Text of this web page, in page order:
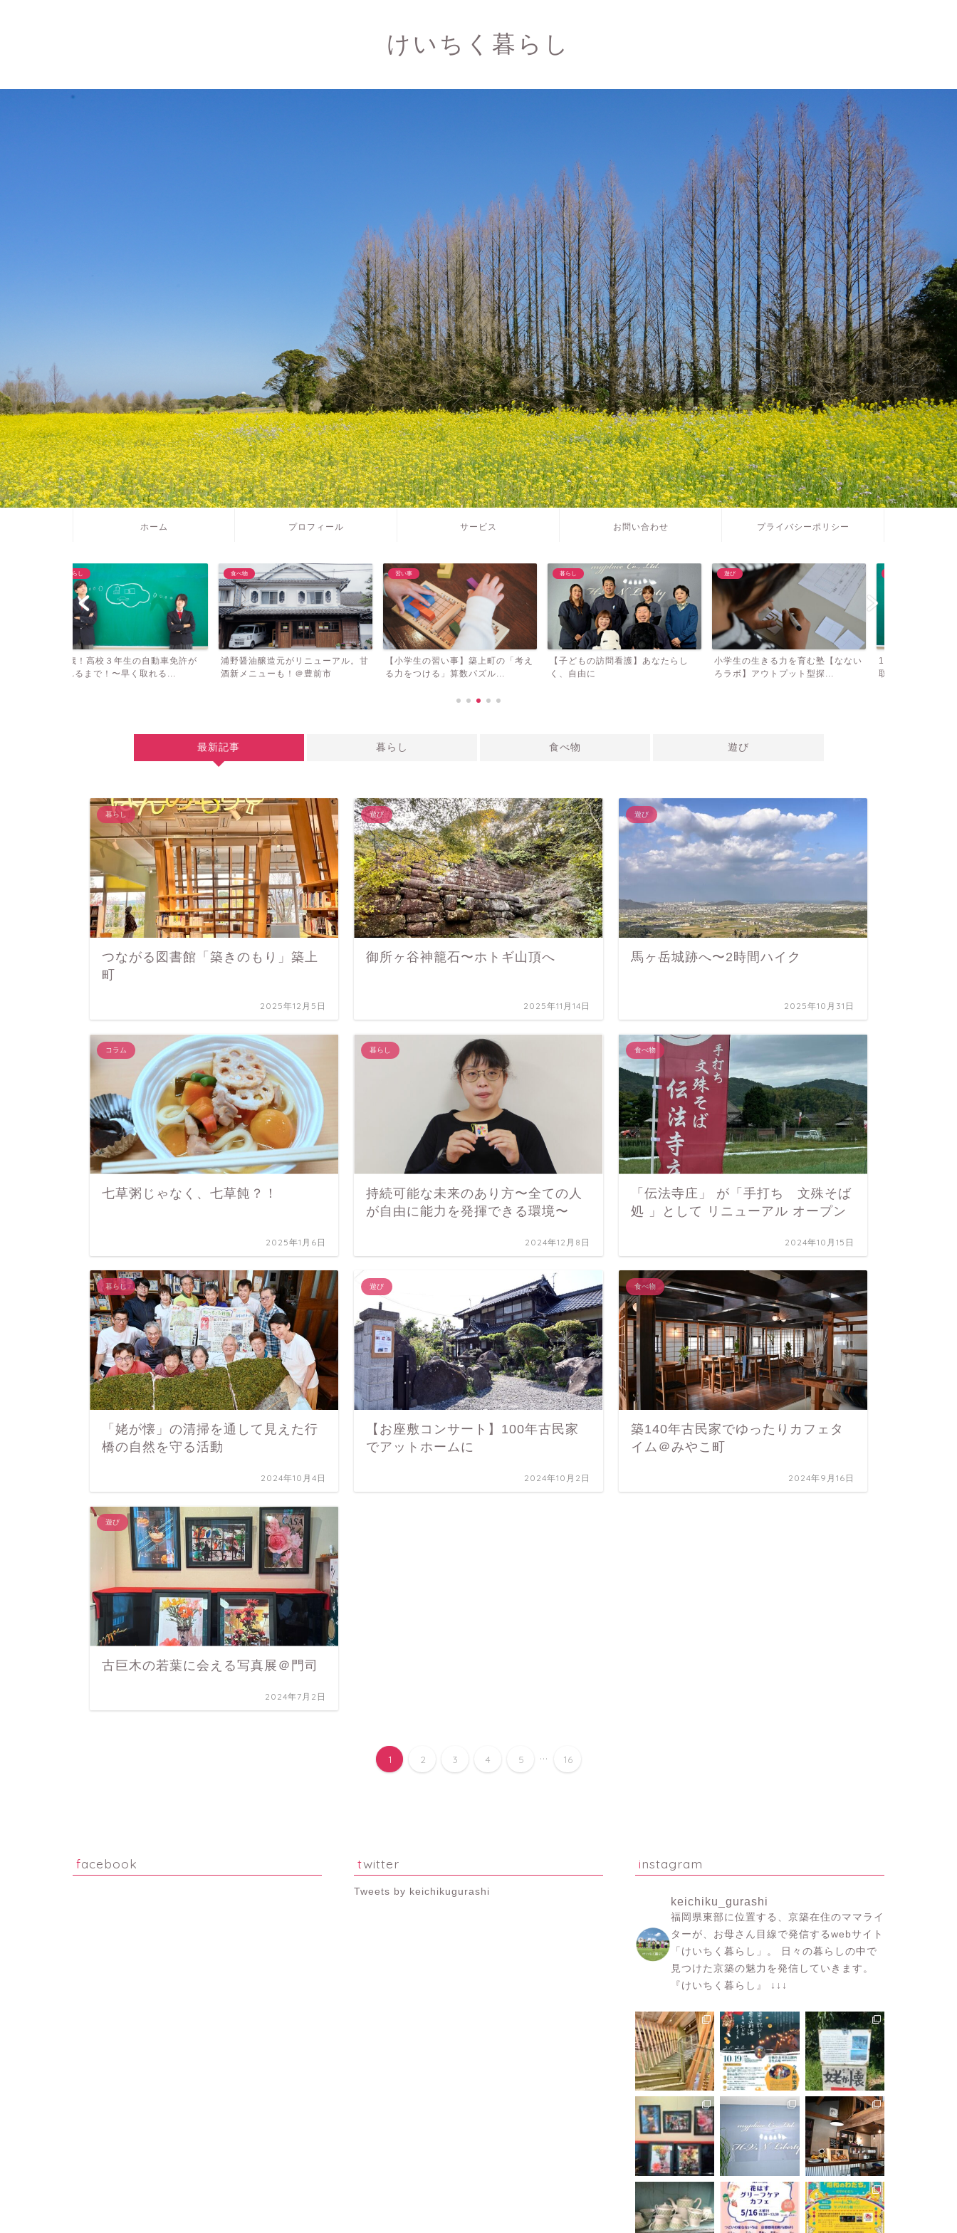
けいちく暮らし
ホーム プロフィール サービス お問い合わせ プライバシーポリシー
食べ物
浦野醤油醸造元がリニューアル。甘
酒新メニューも！＠豊前市
習い事
【小学生の習い事】築上町の「考え
る力をつける」算数パズル...
暮らし
【子どもの訪問看護】あなたらし
く、自由に
遊び
小学生の生きる力を育む塾【なない
ろラボ】アウトプット型探...
暮らし
18歳！高校３年生の自動車免許が
取れるまで！〜早く取れる...
最新記事 暮らし 食べ物 遊び
暮らし
つながる図書館「築きのもり」築上
町
2025年12月5日
遊び
御所ヶ谷神籠石〜ホトギ山頂へ
2025年11月14日
遊び
馬ヶ岳城跡へ〜2時間ハイク
2025年10月31日
コラム
七草粥じゃなく、七草飩？！
2025年1月6日
暮らし
持続可能な未来のあり方〜全ての人
が自由に能力を発揮できる環境〜
2024年12月8日
食べ物
「伝法寺庄」 が「手打ち 文殊そば
処 」として リニューアル オープン
2024年10月15日
暮らし
「姥が懐」の清掃を通して見えた行
橋の自然を守る活動
2024年10月4日
遊び
【お座敷コンサート】100年古民家
でアットホームに
2024年10月2日
食べ物
築140年古民家でゆったりカフェタ
イム＠みやこ町
2024年9月16日
遊び
古巨木の若葉に会える写真展＠門司
2024年7月2日
1 2 3 4 5 ... 16
facebook twitter
Tweets by keichikugurashi
instagram
keichiku_gurashi
福岡県東部に位置する、京築在住のママライ
ターが、お母さん目線で発信するwebサイト
「けいちく暮らし」。
日々の暮らしの中で
見つけた京築の魅力を発信していきます。
『けいちく暮らし』
↓↓↓